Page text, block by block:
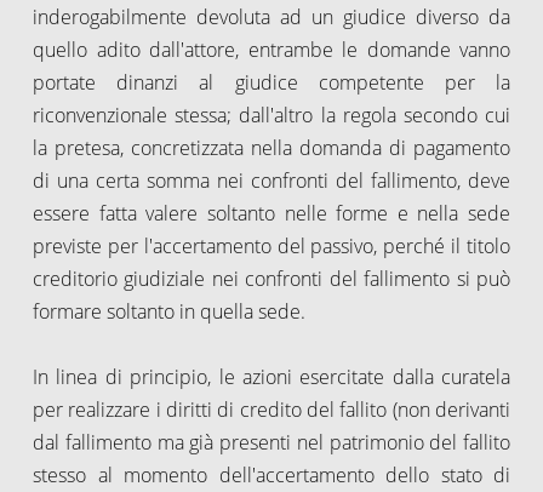
inderogabilmente devoluta ad un giudice diverso da
quello adito dall'attore, entrambe le domande vanno
portate dinanzi al giudice competente per la
riconvenzionale stessa; dall'altro la regola secondo cui
la pretesa, concretizzata nella domanda di pagamento
di una certa somma nei confronti del fallimento, deve
essere fatta valere soltanto nelle forme e nella sede
previste per l'accertamento del passivo, perché il titolo
creditorio giudiziale nei confronti del fallimento si può
formare soltanto in quella sede.
In linea di principio, le azioni esercitate dalla curatela
per realizzare i diritti di credito del fallito (non derivanti
dal fallimento ma già presenti nel patrimonio del fallito
stesso al momento dell'accertamento dello stato di